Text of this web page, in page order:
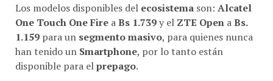
One Touch One FireaBs 1.739y elZTE OpenaBs.
1.159para unsegmento masivo, para quienes nunca
han tenido un Smartphone, por lo tanto están
disponible para elprepago.